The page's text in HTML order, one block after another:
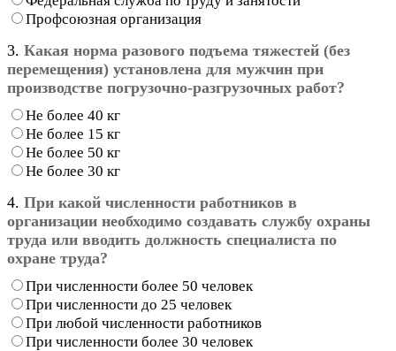
Профсоюзная организация
3. Какая норма разового подъема тяжестей (без
перемещения) установлена для мужчин при
производстве погрузочно-разгрузочных работ?
Не более 40 кг
Не более 15 кг
Не более 50 кг
Не более 30 кг
4. При какой численности работников в
организации необходимо создавать службу охраны
труда или вводить должность специалиста по
охране труда?
При численности более 50 человек
При численности до 25 человек
При любой численности работников
При численности более 30 человек